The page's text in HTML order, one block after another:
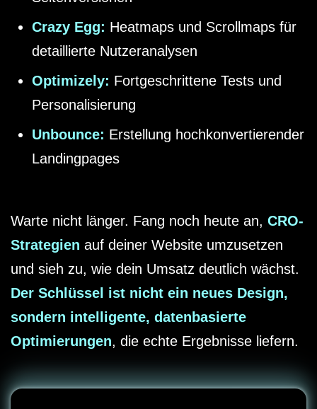
Crazy Egg: Heatmaps und Scrollmaps für
detaillierte Nutzeranalysen
Optimizely: Fortgeschrittene Tests und
Personalisierung
Unbounce: Erstellung hochkonvertierender
Landingpages
Warte nicht länger. Fang noch heute an, CRO-
Strategien auf deiner Website umzusetzen
und sieh zu, wie dein Umsatz deutlich wächst.
Der Schlüssel ist nicht ein neues Design,
sondern intelligente, datenbasierte
Optimierungen, die echte Ergebnisse liefern.